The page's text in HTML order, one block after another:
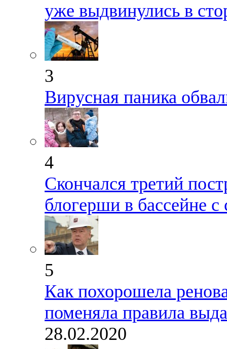
уже выдвинулись в
3
Вирусная паника
4
Скончался третий
блогерши в бассейне
5
Как похорошела
поменяла правила
28.02.2020